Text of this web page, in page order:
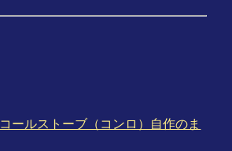
ールストーブ（コンロ）自作のま